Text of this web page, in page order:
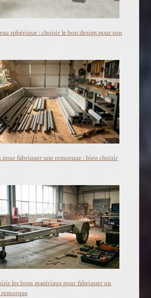
sphérique : choisir le bon design pour son
pour fabriquer une remorque : bien choisir
les bons matériaux pour fabriquer ou